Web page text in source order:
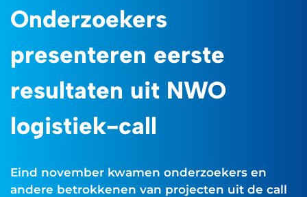
Onderzoekers
presenteren eerste
resultaten uit NWO
logistiek-call
Eind november kwamen onderzoekers en
andere betrokkenen van projecten uit de call